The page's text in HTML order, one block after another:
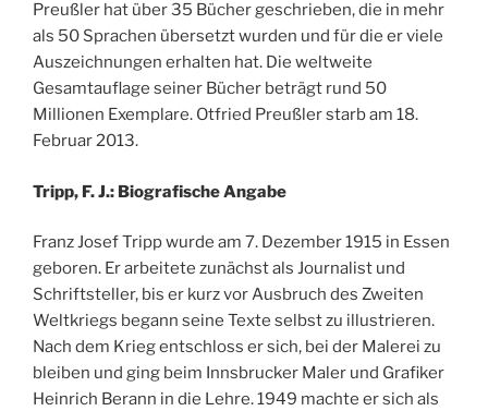
Preußler hat über 35 Bücher geschrieben, die in mehr
als 50 Sprachen übersetzt wurden und für die er viele
Auszeichnungen erhalten hat. Die weltweite
Gesamtauflage seiner Bücher beträgt rund 50
Millionen Exemplare. Otfried Preußler starb am 18.
Februar 2013.
Tripp, F. J.: Biografische Angabe
Franz Josef Tripp wurde am 7. Dezember 1915 in Essen
geboren. Er arbeitete zunächst als Journalist und
Schriftsteller, bis er kurz vor Ausbruch des Zweiten
Weltkriegs begann seine Texte selbst zu illustrieren.
Nach dem Krieg entschloss er sich, bei der Malerei zu
bleiben und ging beim Innsbrucker Maler und Grafiker
Heinrich Berann in die Lehre. 1949 machte er sich als